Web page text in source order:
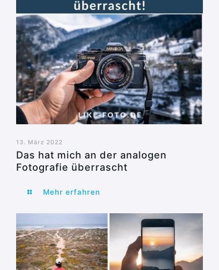
13. März 2022
Das hat mich an der analogen
Fotografie überrascht
Mehr erfahren